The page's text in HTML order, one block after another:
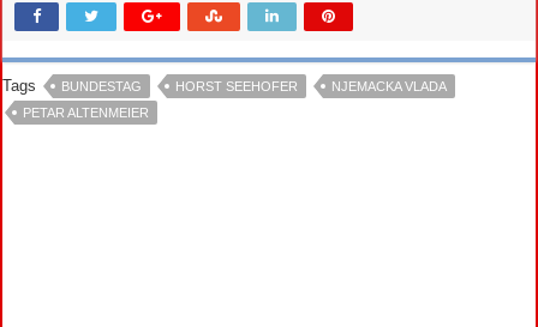
Tags BUNDESTAG HORST SEEHOFER
NJEMACKA VLADA
PETAR ALTENMEIER